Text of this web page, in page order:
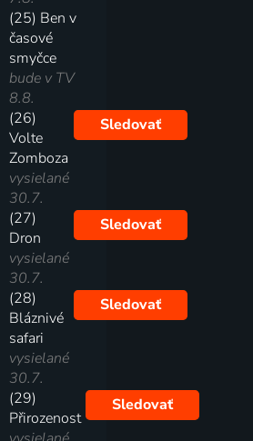
(25) Ben v
časové
smyčce
bude v TV
8.8.
(26)
Volte
Zomboza
vysielané
30.7.
Sledovať
(27)
Dron
vysielané
30.7.
Sledovať
(28)
Bláznivé
safari
vysielané
30.7.
Sledovať
(29)
Přirozenost
Sledovať